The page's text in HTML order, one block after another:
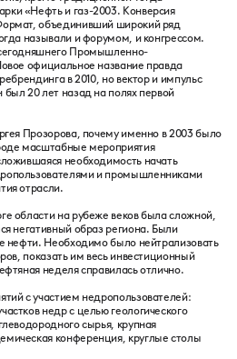
«Нефть и газ-2003. Конверсия
объединивший широкий ряд
называли и форумом, и конгрессом.
Промышленно-
официальное название правда
в 2010, но вектор и импульс
20 лет назад на полях первой
Прозорова, почему именно в 2003 было
масштабные мероприятия
необходимость начать
и промышленниками
отрасли.
области на рубеже веков была сложной,
негативный образ региона. Были
нефти. Необходимо было нейтрализовать
показать им весь инвестиционный
неделя справилась отлично.
с участием недропользователей:
недр с целью геологического
сырья, крупная
конференция, круглые столы